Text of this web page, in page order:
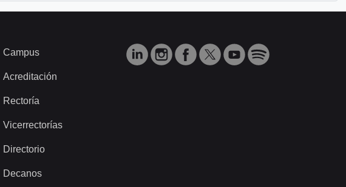
Campus
Acreditación
Rectoría
Vicerrectorías
Directorio
Decanos